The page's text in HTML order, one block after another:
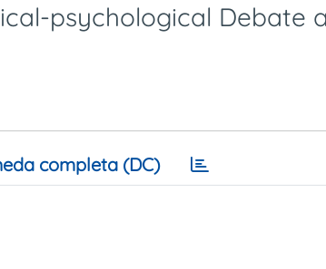
psychological Debate
completa (DC)